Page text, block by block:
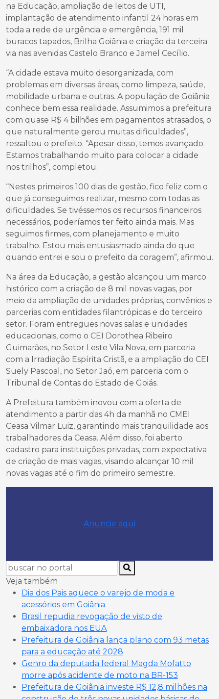
na Educação, ampliação de leitos de UTI,
implantação de atendimento infantil 24 horas em
toda a rede de urgência e emergência, 191 mil
buracos tapados, Brilha Goiânia e criação da terceira
via nas avenidas Castelo Branco e Jamel Cecílio.
“A cidade estava muito desorganizada, com
problemas em diversas áreas, como limpeza, saúde,
mobilidade urbana e outras. A população de Goiânia
conhece bem essa realidade. Assumimos a prefeitura
com quase R$ 4 bilhões em pagamentos atrasados, o
que naturalmente gerou muitas dificuldades”,
ressaltou o prefeito. “Apesar disso, temos avançado.
Estamos trabalhando muito para colocar a cidade
nos trilhos”, completou.
“Nestes primeiros 100 dias de gestão, fico feliz com o
que já conseguimos realizar, mesmo com todas as
dificuldades. Se tivéssemos os recursos financeiros
necessários, poderíamos ter feito ainda mais. Mas
seguimos firmes, com planejamento e muito
trabalho. Estou mais entusiasmado ainda do que
quando entrei e sou o prefeito da coragem”, afirmou.
Na área da Educação, a gestão alcançou um marco
histórico com a criação de 8 mil novas vagas, por
meio da ampliação de unidades próprias, convênios e
parcerias com entidades filantrópicas e do terceiro
setor. Foram entregues novas salas e unidades
educacionais, como o CEI Dorothea Ribeiro
Guimarães, no Setor Leste Vila Nova, em parceria
com a Irradiação Espírita Cristã, e a ampliação do CEI
Suely Pascoal, no Setor Jaó, em parceria com o
Tribunal de Contas do Estado de Goiás.
A Prefeitura também inovou com a oferta de
atendimento a partir das 4h da manhã no CMEI
Ceasa Vilmar Luiz, garantindo mais tranquilidade aos
trabalhadores da Ceasa. Além disso, foi aberto
cadastro para instituições privadas, com expectativa
de criação de mais vagas, visando alcançar 10 mil
novas vagas até o fim do primeiro semestre.
Anuncie aqui
Veja também
Dia dos Pais aquece o varejo de moda e
acessórios em Goiânia
Brasil repudia revogação de visto de
embaixadora nos EUA
Prefeitura de Goiânia lança plano com 93 metas
para a educação até 2028
Genro da deputada federal Magda Mofatto
morre após acidente de moto na BR-153
Prefeitura de Goiânia investe R$ 12,8 milhões na